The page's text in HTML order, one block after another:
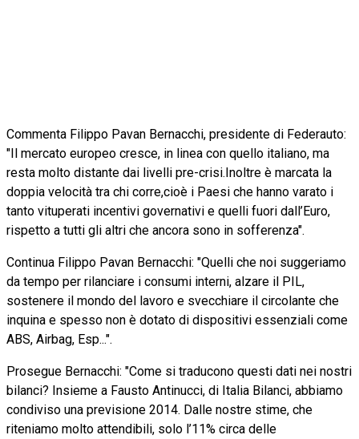
Commenta Filippo Pavan Bernacchi, presidente di Federauto:
"Il mercato europeo cresce, in linea con quello italiano, ma
resta molto distante dai livelli pre-crisi.Inoltre è marcata la
doppia velocità tra chi corre,cioè i Paesi che hanno varato i
tanto vituperati incentivi governativi e quelli fuori dall’Euro,
rispetto a tutti gli altri che ancora sono in sofferenza".
Continua Filippo Pavan Bernacchi: "Quelli che noi suggeriamo
da tempo per rilanciare i consumi interni, alzare il PIL,
sostenere il mondo del lavoro e svecchiare il circolante che
inquina e spesso non è dotato di dispositivi essenziali come
ABS, Airbag, Esp...".
Prosegue Bernacchi: "Come si traducono questi dati nei nostri
bilanci? Insieme a Fausto Antinucci, di Italia Bilanci, abbiamo
condiviso una previsione 2014. Dalle nostre stime, che
riteniamo molto attendibili, solo l’11% circa delle